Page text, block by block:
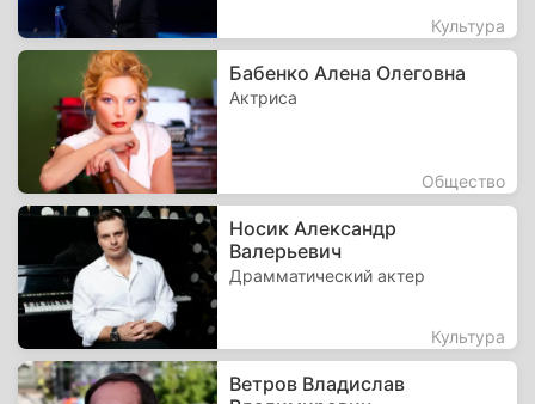
Культура
Бабенко Алена Олеговна
Актриса
Общество
Носик Александр
Валерьевич
Драмматический актер
Культура
Ветров Владислав